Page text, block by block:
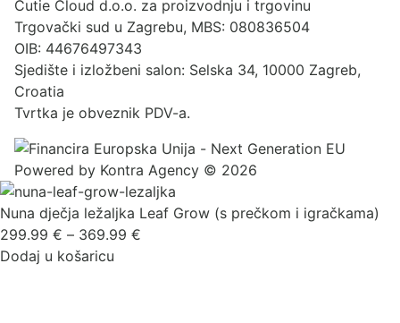
Cutie Cloud d.o.o. za proizvodnju i trgovinu
Trgovački sud u Zagrebu, MBS: 080836504
OIB: 44676497343
Sjedište i izložbeni salon: Selska 34, 10000 Zagreb,
Croatia
Tvrtka je obveznik PDV-a.
Powered by Kontra Agency © 2026
Nuna dječja ležaljka Leaf Grow (s prečkom i igračkama)
299.99 € – 369.99 €
Dodaj u košaricu